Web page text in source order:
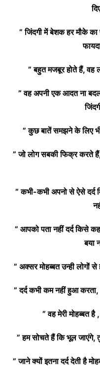
” जिंदगी में बेशक हर मौके
” बहुत मजबूर होते हैं,
” वह अपनी एक आदत ना
” कुछ बातें समझने के लिए
” जो लोग सबकी फिक्र करते
” कभी-कभी अपनो से ऐसे दर्द
” आपको पता नहीं दर्द किसे
बया
” अक्सर मोहब्बत उन्ही लोगों
” दर्द कभी कम नहीं हुआ
” वह मेरी मोहब्बत
” हम सोचते हैं कि भूल जाएंगे,
” जाने क्यों इतना दर्द देती है